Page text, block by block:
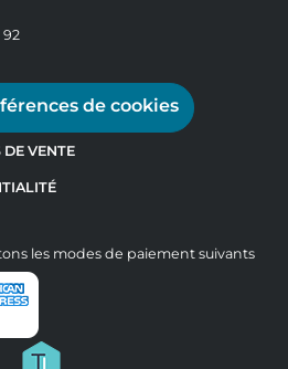
92
de cookies
VENTE
les modes de paiement suivants